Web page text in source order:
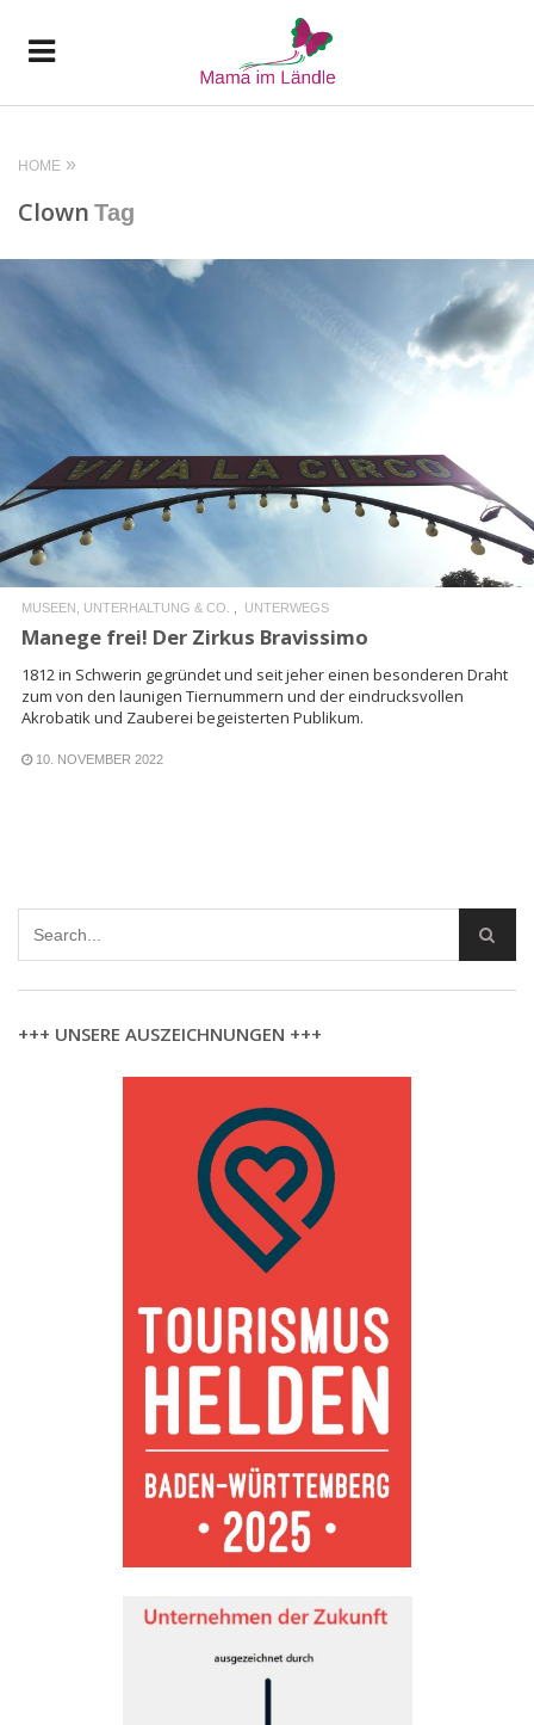
HOME
Clown Tag
READ MORE
MUSEEN, UNTERHALTUNG & CO. UNTERWEGS
Manege frei! Der Zirkus Bravissimo
1812 in Schwerin gegründet und seit jeher einen besonderen Draht
zum von den launigen Tiernummern und der eindrucksvollen
Akrobatik und Zauberei begeisterten Publikum.
10. NOVEMBER 2022
+++ UNSERE AUSZEICHNUNGEN +++